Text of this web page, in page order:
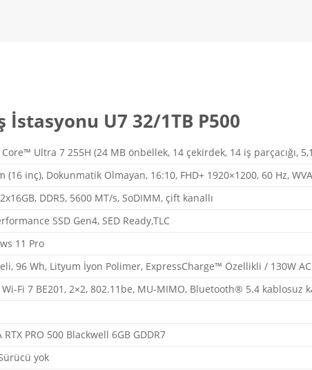
İstasyonu U7 32/1TB P500
Ultra 7 255H (24 MB önbellek, 14 çekirdek, 14 iş parçacığı,
(16 inç), Dokunmatik Olmayan, 16:10, FHD+ 1920×1200, 60 Hz,
DDR5, 5600 MT/s, SoDIMM, çift kanallı
SSD Gen4, SED Ready,TLC
11 Pro
96 Wh, Lityum İyon Polimer, ExpressCharge™ Özellikli / 130W
Fi 7 BE201, 2×2, 802.11be, MU-MIMO, Bluetooth® 5.4 kablosuz
RTX PRO 500 Blackwell 6GB GDDR7
yok